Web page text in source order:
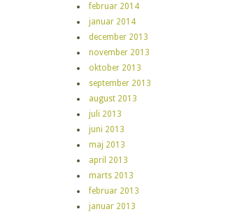
februar 2014
januar 2014
december 2013
november 2013
oktober 2013
september 2013
august 2013
juli 2013
juni 2013
maj 2013
april 2013
marts 2013
februar 2013
januar 2013